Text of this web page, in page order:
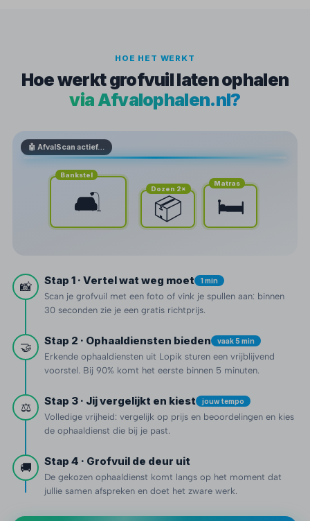
HOE HET WERKT
Hoe werkt grofvuil laten ophalen
via Afvalophalen.nl?
🤖 AfvalScan actief…
Bankstel
🛋️ Dozen 2×
📦
Matras
🛏️
📸 Stap 1 · Vertel wat weg moet 1 min
Scan je grofvuil met een foto of vink je spullen aan: binnen
30 seconden zie je een gratis richtprijs.
🤝 Stap 2 · Ophaaldiensten bieden vaak 5 min
Erkende ophaaldiensten uit Lopik sturen een vrijblijvend
voorstel. Bij 90% komt het eerste binnen 5 minuten.
⚖️ Stap 3 · Jij vergelijkt en kiest jouw tempo
Volledige vrijheid: vergelijk op prijs en beoordelingen en kies
de ophaaldienst die bij je past.
🚚 Stap 4 · Grofvuil de deur uit
De gekozen ophaaldienst komt langs op het moment dat
jullie samen afspreken en doet het zware werk.